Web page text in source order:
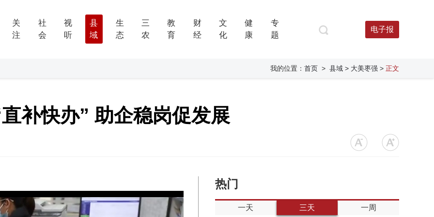
关
注
社
会
视
听
县
域
生
态
三
农
教
育
财
经
文
化
健
康
专
题
电子报
我的位置： 首页 > 县域 > 大美枣强 > 正文
补快办” 助企稳岗促发展
热门
一天 三天 一周